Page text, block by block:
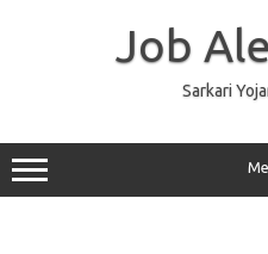
Job
Sarkari